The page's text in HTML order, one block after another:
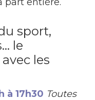
sport,
le
les
à 17h30 Toutes